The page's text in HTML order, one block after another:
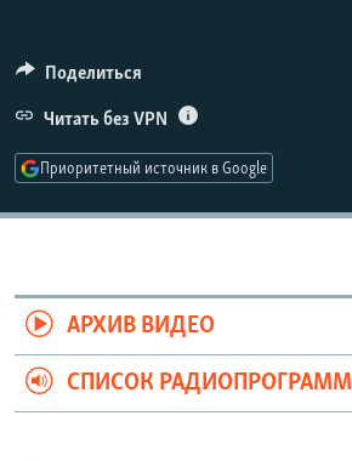
СОЦИАЛЬНЫЕ СЕТИ
Поделиться
Читать без VPN
Приоритетный источник в Google
АРХИВ ВИДЕО
СПИСОК РАДИОПРОГРАММ